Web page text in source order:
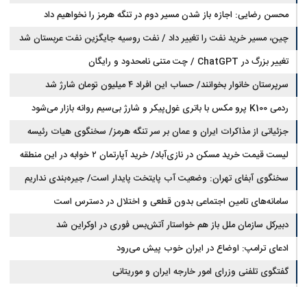
محسن رضایی: اجازه باز شدن مسیر دوم در تنگه هرمز را نخواهیم داد
چین، مسیر خرید نفت را تغییر داد / نفت روسیه جایگزین نفت عربستان شد
تغییر بزرگ در ChatGPT / چت متنی نامحدود و رایگان
سرپرستان خانوار بخوانند/ حساب این افراد ۴ میلیون تومان شارژ شد
ردمی K100 پرو مکس با باتری غول‌پیکر و شارژ بی‌سیم روانه بازار می‌شود
جزئیاتی از مذاکرات ایران و عمان بر سر تنگه هرمز/ سخنگوی هیات رئیسه
مجلس: بیانیه‌ای شامل تصحیح مسیر تردد دریایی در تنگه، در آستانه نهایی شدن
است
لیست قیمت خرید مسکن در نازی‌آباد/ خرید آپارتمان ۲ خوابه در این منطقه
چقدر سرمایه نیاز دارد؟ + جدول مردادماه ۱۴۰۵
سخنگوی آبفای تهران: وضعیت آب پایتخت پایدار است/ جیره‌بندی نداریم
سامانه‌های تامین اجتماعی بدون قطعی و اختلال در دسترس است
دبیرکل سازمان ملل باز هم خواستار آتش‌بس فوری در اوکراین شد
ادعای ترامپ: اوضاع در ایران خوب پیش می‌رود
گفتگوی تلفنی وزرای امور خارجه ایران و موریتانی